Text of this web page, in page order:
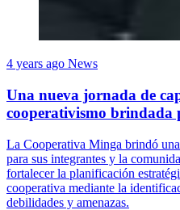
4 years ago News
Una nueva jornada de
cooperativismo brindada
La Cooperativa Minga brindó
para sus integrantes y la
fortalecer la planificación
cooperativa mediante la
debilidades y amenazas.